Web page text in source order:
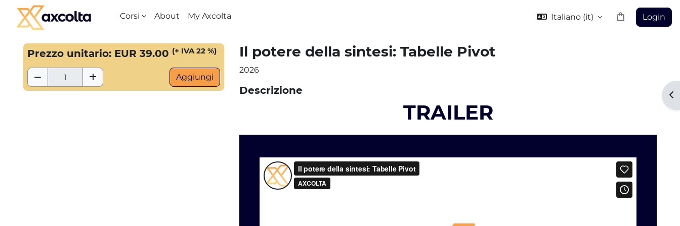
Vai al contenuto principale
Corsi
About My Axcolta Italiano ‎(it)‎ Login
Blocchi
Prezzo unitario: EUR 39.00 (+ IVA 22 %)
Rimuovi Quantità
Il potere della sintesi: Tabelle Pivot
2026
Descrizione
TRAILER